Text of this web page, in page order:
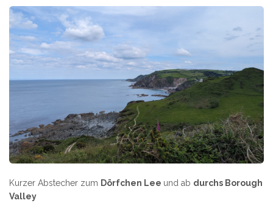
Kurzer Abstecher zum Dörfchen Lee und ab durchs Borough
Valley